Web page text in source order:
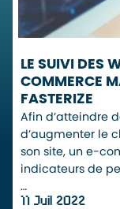
LE SUIVI DES
COMMERCE
FASTERIZE
Afin d’atteindre
d’augmenter le
son site, un e-
indicateurs de
…
11 Juil 2022